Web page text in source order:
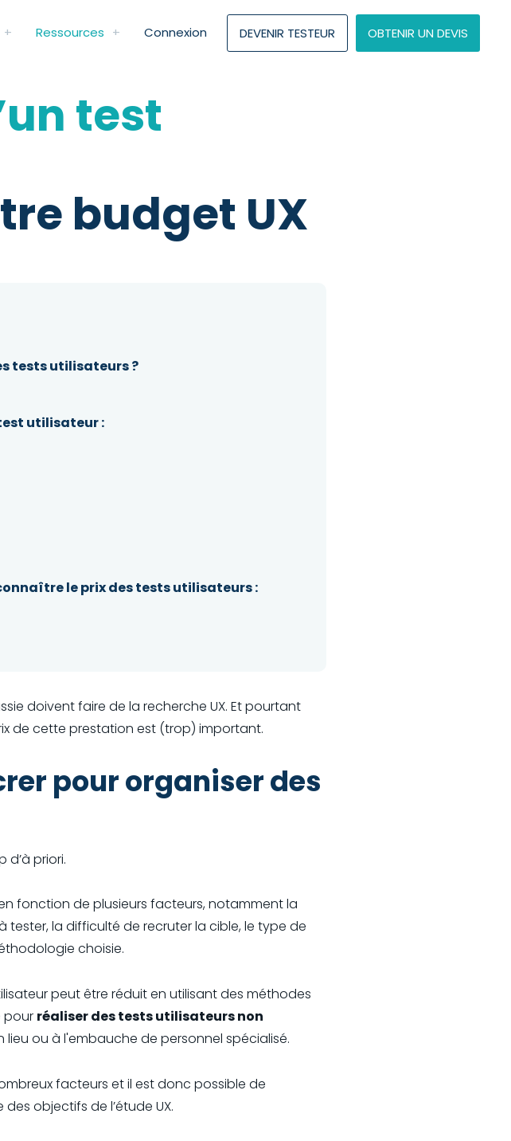
Ressources Connexion DEVENIR TESTEUR OBTENIR UN DEVIS
test
budget UX
tests utilisateurs ?
utilisateur :
le prix des tests utilisateurs :
doivent faire de la recherche UX. Et pourtant
de cette prestation est (trop) important.
pour organiser des
priori.
fonction de plusieurs facteurs, notamment la
la difficulté de recruter la cible, le type de
choisie.
peut être réduit en utilisant des méthodes
pour réaliser des tests utilisateurs non
ou à l'embauche de personnel spécialisé.
facteurs et il est donc possible de
objectifs de l’étude UX.